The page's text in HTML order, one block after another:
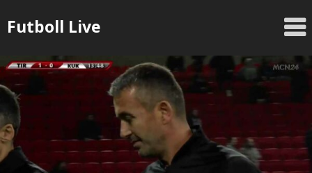
toFutboll Live